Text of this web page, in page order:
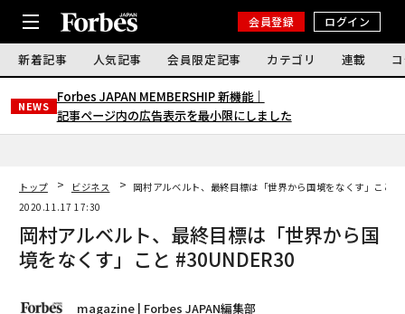
会員登録 ログイン
新着記事 人気記事 会員限定記事 カテゴリ 連載
NEWS
Forbes JAPAN MEMBERSHIP 新機能｜
記事ページ内の広告表示を最小限にしました
トップ ビジネス
岡村アルベルト、最終目標は「世界から国境をなくす」こと
2020.11.17 17:30
岡村アルベルト、最終目標は「世界から国
境をなくす」こと #30UNDER30
magazine | Forbes JAPAN編集部